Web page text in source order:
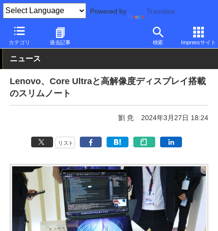
Powered by Translate
カテゴリ 過去記事 検索 Impressサイト
PC Watch パソコン/タブレット/スマートフォン モバイルノート
ニュース
Lenovo、Core Ultraと高解像度ディスプレイ搭載
のスリムノート
劉 尭 2024年3月27日 18:24
リスト